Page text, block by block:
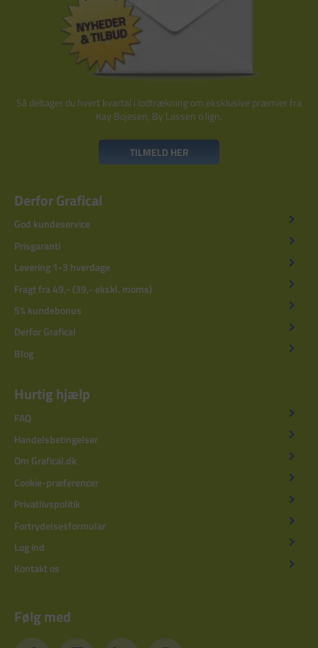
Så deltager du hvert kvartal i lodtrækning om eksklusive præmier fra
Kay Bojesen, By Lassen o.lign.
TILMELD HER
Derfor Grafical
God kundeservice
Prisgaranti
Levering 1-3 hverdage
Fragt fra 49,- (39,- ekskl. moms)
5% kundebonus
Derfor Grafical
Blog
Hurtig hjælp
FAQ
Handelsbetingelser
Om Grafical.dk
Cookie-præferencer
Privatlivspolitik
Fortrydelsesformular
Log ind
Kontakt os
Følg med